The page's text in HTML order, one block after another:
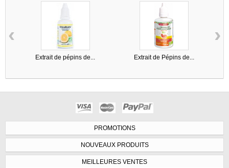
Extrait de pépins de... Extrait de Pépins de...
‹ ›
PROMOTIONS
NOUVEAUX PRODUITS
MEILLEURES VENTES